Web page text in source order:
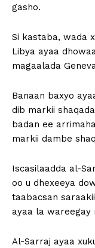
gasho.
Si kastaba, wada
Libya ayaa
magaalada
Banaan baxyo
dib markii
badan ee
markii dambe
Iscasilaadda al-
oo u dhexeeya
taabacsan
ayaa la wareegay
Al-Sarraj ayaa